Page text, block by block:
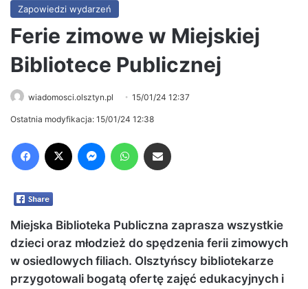
Zapowiedzi wydarzeń
Ferie zimowe w Miejskiej
Bibliotece Publicznej
wiadomosci.olsztyn.pl 15/01/24 12:37
Ostatnia modyfikacja: 15/01/24 12:38
Miejska Biblioteka Publiczna zaprasza wszystkie
dzieci oraz młodzież do spędzenia ferii zimowych
w osiedlowych filiach. Olsztyńscy bibliotekarze
przygotowali bogatą ofertę zajęć edukacyjnych i